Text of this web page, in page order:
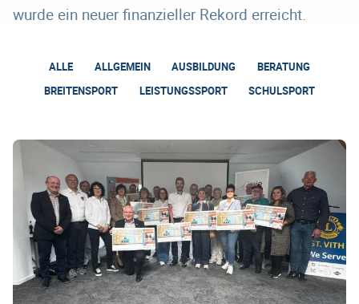
wurde ein neuer finanzieller Rekord erreicht.
ALLE ALLGEMEIN AUSBILDUNG
BERATUNG
BREITENSPORT
LEISTUNGSSPORT SCHULSPORT